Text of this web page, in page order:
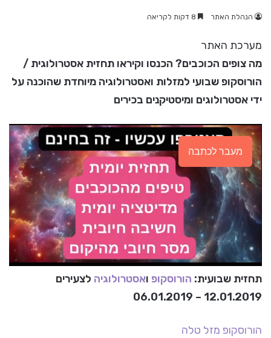
הנהלת האתר
מערכת האתר
מה צופים הכוכבים? הכנסו וקיראו תחזית אסטרולוגית /
הורוסקופ שבועי למזלות ואסטרולוגיה מיוחדת שהוכנה על
ידי אסטרולוגים ומיסטיקנים בכירים
מעבר לכתבה
תחזית שבועית: הורוסקופ ואסטרולוגיה לצעירים
12.01.2019 – 06.01.2019
הורוסקופ מזל טלה